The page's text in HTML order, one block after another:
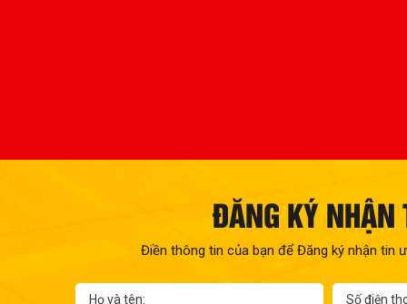
Điền thông tin của bạn để Đăng ký nhận tin